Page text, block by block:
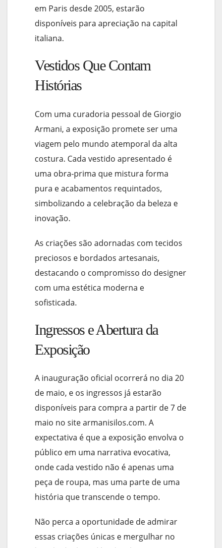
em Paris desde 2005, estarão
disponíveis para apreciação na capital
italiana.
Vestidos Que Contam
Histórias
Com uma curadoria pessoal de Giorgio
Armani, a exposição promete ser uma
viagem pelo mundo atemporal da alta
costura. Cada vestido apresentado é
uma obra-prima que mistura forma
pura e acabamentos requintados,
simbolizando a celebração da beleza e
inovação.
As criações são adornadas com tecidos
preciosos e bordados artesanais,
destacando o compromisso do designer
com uma estética moderna e
sofisticada.
Ingressos e Abertura da
Exposição
A inauguração oficial ocorrerá no dia 20
de maio, e os ingressos já estarão
disponíveis para compra a partir de 7 de
maio no site armanisilos.com. A
expectativa é que a exposição envolva o
público em uma narrativa evocativa,
onde cada vestido não é apenas uma
peça de roupa, mas uma parte de uma
história que transcende o tempo.
Não perca a oportunidade de admirar
essas criações únicas e mergulhar no